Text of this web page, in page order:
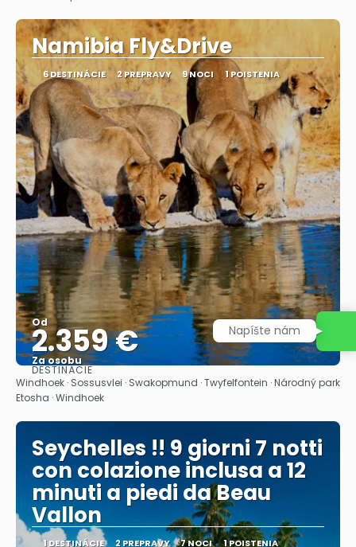
Namibia Fly&Drive
6 DESTINÁCIE 2 PREPRAVY 9 NOCI 1 POISTENIA
Od
2.359 €
Za osobu
Pozrieť sa
DESTINÁCIE
Windhoek · Sossusvlei · Swakopmund · Twyfelfontein · Národný park
Etosha · Windhoek
Seychelles !! 9 giorni 7 notti
con colazione inclusa a 12
minuti a piedi da Beau
Vallon
1 DESTINÁCIE 2 PREPRAVY 7 NOCI 1 POISTENIA